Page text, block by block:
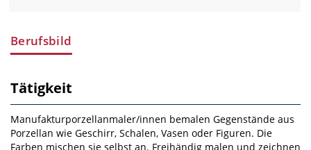
Berufsbild
Tätigkeit
Manufakturporzellanmaler/innen bemalen Gegenstände aus
Porzellan wie Geschirr, Schalen, Vasen oder Figuren. Die
Farben mischen sie selbst an. Freihändig malen und zeichnen